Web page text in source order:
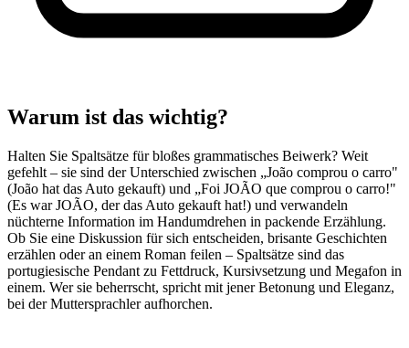
Warum ist das wichtig?
Halten Sie Spaltsätze für bloßes grammatisches Beiwerk? Weit
gefehlt – sie sind der Unterschied zwischen „João comprou o carro"
(João hat das Auto gekauft) und „Foi JOÃO que comprou o carro!"
(Es war JOÃO, der das Auto gekauft hat!) und verwandeln
nüchterne Information im Handumdrehen in packende Erzählung.
Ob Sie eine Diskussion für sich entscheiden, brisante Geschichten
erzählen oder an einem Roman feilen – Spaltsätze sind das
portugiesische Pendant zu Fettdruck, Kursivsetzung und Megafon in
einem. Wer sie beherrscht, spricht mit jener Betonung und Eleganz,
bei der Muttersprachler aufhorchen.